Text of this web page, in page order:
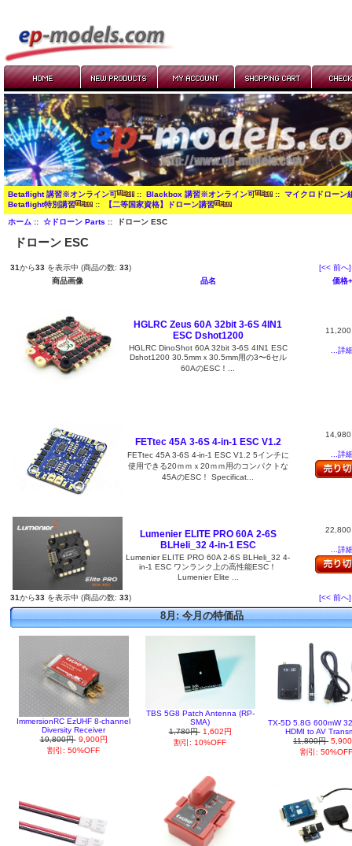
Betaflight 講習※オンライン可 :: Blackbox 講習※オンライン可 :: マイクロドローン
Betaflight特別講習
:: 【二等国家資格】ドローン講習
ホーム:: ☆ドローン Parts :: ドローン ESC
ドローン ESC
31から33 を表示中 (商品の数: 33)
[<< 前へ]
商品画像
品名 価格+
HGLRC Zeus 60A 32bit 3-6S 4IN1
ESC Dshot1200
HGLRC DinoShot 60A 32bit 3-6S 4IN1 ESC
Dshot1200 30.5mmｘ30.5mm用の3〜6セル
60AのESC！...
...詳
FETtec 45A 3-6S 4-in-1 ESC V1.2
FETtec 45A 3-6S 4-in-1 ESC V1.2 5インチに
使用できる20ｍｍｘ20ｍｍ用のコンパクトな
45AのESC！ Specificat...
...詳
Lumenier ELITE PRO 60A 2-6S
BLHeli_32 4-in-1 ESC
Lumenier ELITE PRO 60A 2-6S BLHeli_32 4-
in-1 ESC ワンランク上の高性能ESC！
Lumenier Elite ...
22,800
...詳
31から33 を表示中 (商品の数: 33) [<< 前へ]
8月: 今月の特価品
ImmersionRC EzUHF 8-channel
Diversity Receiver
19,800円 9,900円
割引: 50%OFF
TBS 5G8 Patch Antenna (RP-
SMA)
1,780円 1,602円
割引: 10%OFF
TX-5D 5.8G 600mW
HDMI to AV
11,800円
割引: